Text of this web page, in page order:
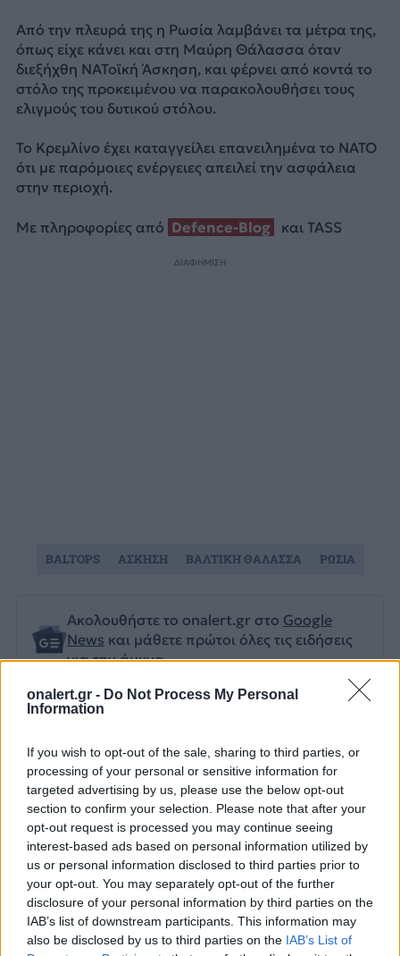
onalert.gr - Do Not Process My Personal
Information
If you wish to opt-out of the sale, sharing to third parties, or
processing of your personal or sensitive information for
targeted advertising by us, please use the below opt-out
section to confirm your selection. Please note that after your
opt-out request is processed you may continue seeing
interest-based ads based on personal information utilized by
us or personal information disclosed to third parties prior to
your opt-out. You may separately opt-out of the further
disclosure of your personal information by third parties on the
IAB’s list of downstream participants. This information may
also be disclosed by us to third parties on the IAB’s List of
Διάβασε επίσης
Patriot στη Σαουδική
H «Βαβέλ»
Από την πλευρά της η Ρωσία λαμβάνει τα μέτρα της,
όπως είχε κάνει και στη Μαύρη Θάλασσα όταν
διεξήχθη ΝΑΤοϊκή Άσκηση, και φέρνει από κοντά το
στόλο της προκειμένου να παρακολουθήσει τους
ελιγμούς του δυτικού στόλου.
Το Κρεμλίνο έχει καταγγείλει επανειλημένα το ΝΑΤΟ
ότι με παρόμοιες ενέργειες απειλεί την ασφάλεια
στην περιοχή.
Με πληροφορίες από Defence-Blog και ΤΑSS
ΔΙΑΦΗΜΙΣΗ
Ακολουθήστε το onalert.gr στο Google
News και μάθετε πρώτοι όλες τις ειδήσεις
για την άμυνα.
BALTOPS ΑΣΚΗΣΗ ΒΑΛΤΙΚΗ ΘΑΛΑΣΣΑ ΡΩΣΙΑ